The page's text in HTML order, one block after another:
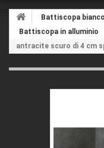
Battiscopa
Battiscopa in alluminio
antracite scuro di 4 cm